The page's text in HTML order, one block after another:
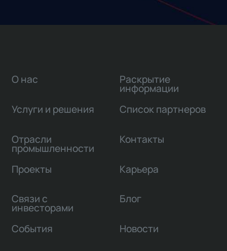
О нас
Услуги и решения
Отрасли
промышленности
Проекты
Связи с
инвесторами
Раскрытие
информации
Список партнеров
Контакты
Карьера
Блог
События Новости